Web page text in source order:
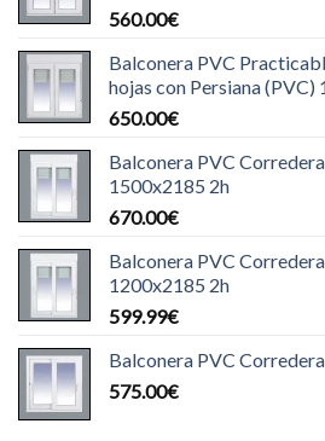
560.00€
Balconera PVC
hojas con Persiana (PVC)
650.00€
Balconera PVC
1500x2185 2h
670.00€
Balconera PVC
1200x2185 2h
599.99€
Balconera PVC
575.00€